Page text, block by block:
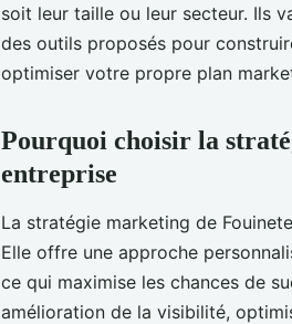
soit leur taille ou leur secteur. Ils
des outils proposés pour
optimiser votre propre plan
Pourquoi choisir la
entreprise
La stratégie marketing de
Elle offre une approche
ce qui maximise les chances de
amélioration de la visibilité,